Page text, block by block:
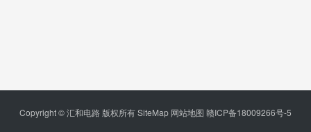
Copyright © 汇和电路 版权所有SiteMap 网站地图 赣ICP备18009266号-5